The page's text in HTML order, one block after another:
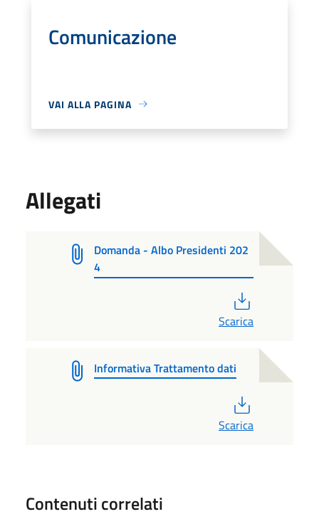
Comunicazione
VAI ALLA PAGINA
Allegati
Domanda - Albo Presidenti 202
4
Scarica
Informativa Trattamento dati
Scarica
Contenuti correlati